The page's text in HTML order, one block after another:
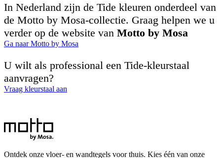
In Nederland zijn de Tide kleuren onderdeel van
de Motto by Mosa-collectie. Graag helpen we u
verder op de website van Motto by Mosa
Ga naar Motto by Mosa
U wilt als professional een Tide-kleurstaal
aanvragen?
Vraag kleurstaal aan
Ontdek onze vloer- en wandtegels voor thuis. Kies één van onze